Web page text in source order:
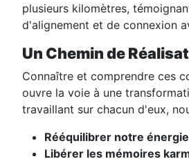
plusieurs kilomètres,
d'alignement et de connexion
Un Chemin de
Connaître et comprendre ces
ouvre la voie à une
travaillant sur chacun d'eux,
Rééquilibrer notre
Libérer les mémoires